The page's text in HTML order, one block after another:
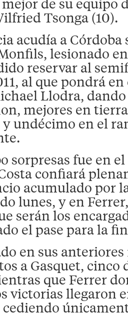
Tsonga (10).
acudía a
lesionado
reservar al
al que pondrá
Llodra,
mejores en
undécimo en el
sorpresas fue en
confiará
acumulado por
lunes, y en
serán los
el pase para la
en sus anteriores
a Gasquet, cinco
que Ferrer
victorias llegaron
cediendo